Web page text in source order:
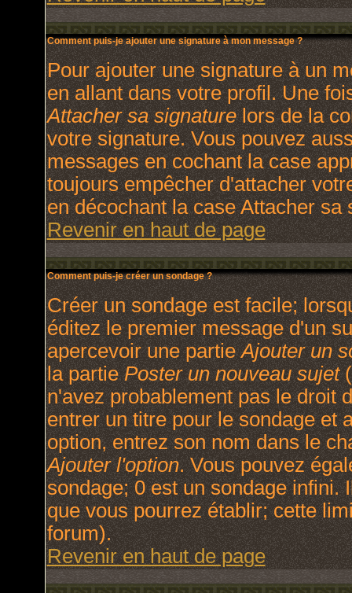
Comment puis-je ajouter une signature à mon message ?
Pour ajouter une signature à un
en allant dans votre profil. Une
Attacher sa signaturelors de la
votre signature. Vous pouvez
messages en cochant la case
toujours empêcher d'attacher
en décochant la case Attacher
Revenir en haut de page
Comment puis-je créer un sondage ?
Créer un sondage est facile;
éditez le premier message d'un
apercevoir une partieAjouter un
la partiePoster un nouveau sujet
n'avez probablement pas le droit
entrer un titre pour le sondage et
option, entrez son nom dans le
Ajouter l'option. Vous pouvez
sondage; 0 est un sondage infini.
que vous pourrez établir; cette
forum).
Revenir en haut de page